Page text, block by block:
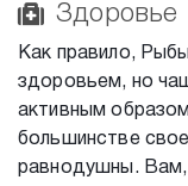
Здоровье
Как правило,
здоровьем, но
активным
большинстве
равнодушны. Вам,